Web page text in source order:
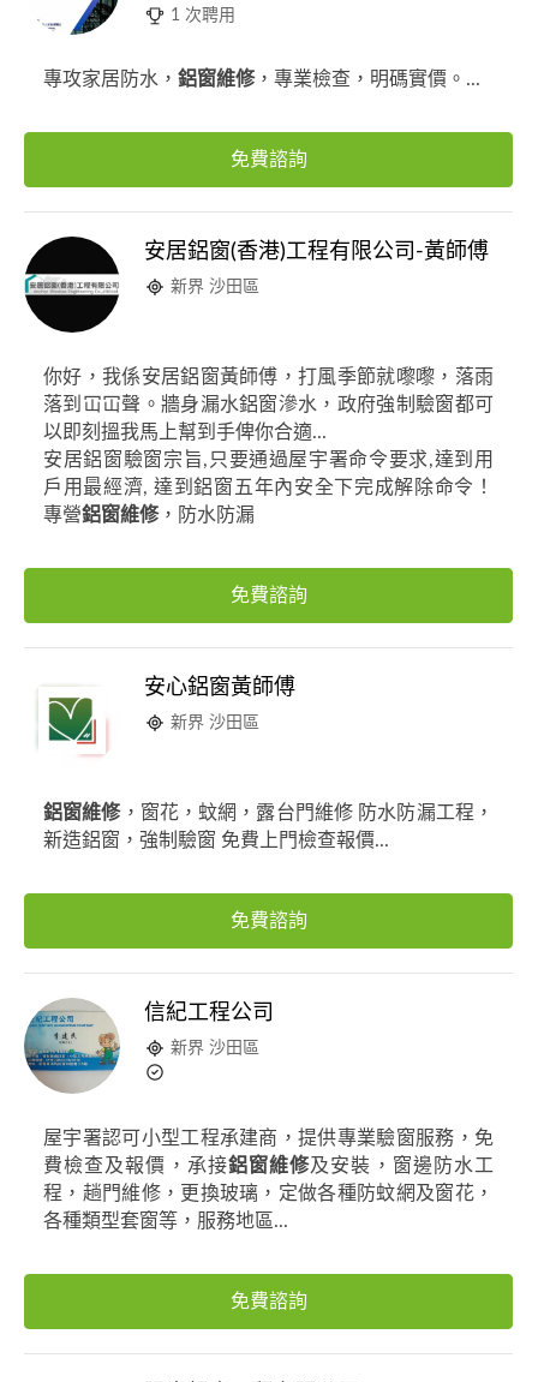
1 次聘用
專攻家居防水， 鋁窗維修，專業檢查，明碼實價。...
免費諮詢
安居鋁窗(香港)工程有限公司-黃師傅
新界 沙田區
你好，我係安居鋁窗黃師傅，打風季節就嚟嚟，落雨
落到冚冚聲。牆身漏水鋁窗滲水，政府強制驗窗都可
以即刻搵我馬上幫到手俾你合適...
安居鋁窗驗窗宗旨,只要通過屋宇署命令要求,達到用
戶用最經濟, 達到鋁窗五年內安全下完成解除命令！
專營鋁窗維修，防水防漏
免費諮詢
安心鋁窗黃師傅
新界 沙田區
鋁窗維修，窗花，蚊網，露台門維修 防水防漏工程，
新造鋁窗，強制驗窗 免費上門檢查報價...
免費諮詢
信紀工程公司
新界 沙田區
屋宇署認可小型工程承建商，提供專業驗窗服務，免
費檢查及報價，承接鋁窗維修及安裝，窗邊防水工
程，趟門維修，更換玻璃，定做各種防蚊網及窗花，
各種類型套窗等，服務地區...
免費諮詢